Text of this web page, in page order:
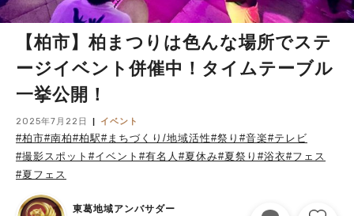
【柏市】柏まつりは色んな場所でステ
ージイベント併催中！タイムテーブル
一挙公開！
2025年7月22日 イベント
#柏市#南柏#柏駅#まちづくり/地域活性#祭り #音楽#テレビ
#撮影スポット #イベント #有名人 #夏休み#夏祭り #浴衣#フェス
#夏フェス
東葛地域アンバサダー